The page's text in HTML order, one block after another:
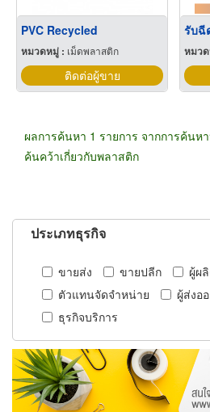
PVC Recycled
หมวดหมู่ : เม็ดพลาสติก
ติดต่อผู้ขาย
รับฉี
หมว
ผลการค้นหา 1 รายการ จากการค้นห
ค้นคว้าเกี่ยวกับพลาสติก
ประเภทธุรกิจ
ขายส่ง ขายปลีก
ผู้ผ
ตัวแทนจัดจำหน่าย
ผู้ส่งอ
ธุรกิจบริการ